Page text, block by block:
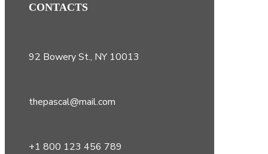
CONTACTS
92 Bowery St., NY 10013
thepascal@mail.com
+1 800 123 456 789